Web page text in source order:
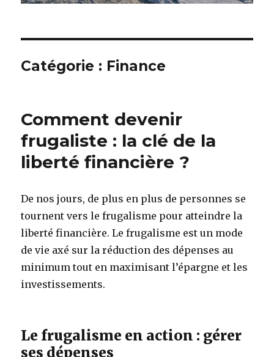
Catégorie : Finance
Comment devenir
frugaliste : la clé de la
liberté financière ?
De nos jours, de plus en plus de personnes se
tournent vers le frugalisme pour atteindre la
liberté financière. Le frugalisme est un mode
de vie axé sur la réduction des dépenses au
minimum tout en maximisant l’épargne et les
investissements.
Le frugalisme en action : gérer
ses dépenses